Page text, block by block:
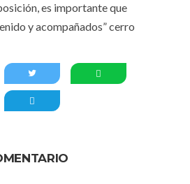
es importante que
y acompañados” cerro